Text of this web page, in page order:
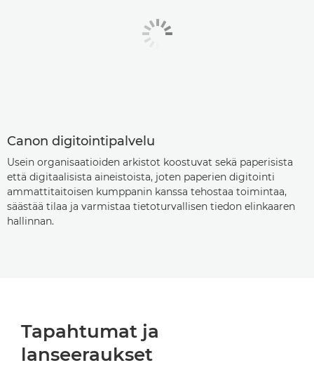
Canon digitointipalvelu
Usein organisaatioiden arkistot koostuvat sekä paperisista
että digitaalisista aineistoista, joten paperien digitointi
ammattitaitoisen kumppanin kanssa tehostaa toimintaa,
säästää tilaa ja varmistaa tietoturvallisen tiedon elinkaaren
hallinnan.
Tapahtumat ja
lanseeraukset